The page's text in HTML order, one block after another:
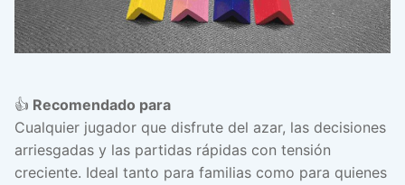
👍 Recomendado para
Cualquier jugador que disfrute del azar, las decisiones
arriesgadas y las partidas rápidas con tensión
creciente. Ideal tanto para familias como para quienes